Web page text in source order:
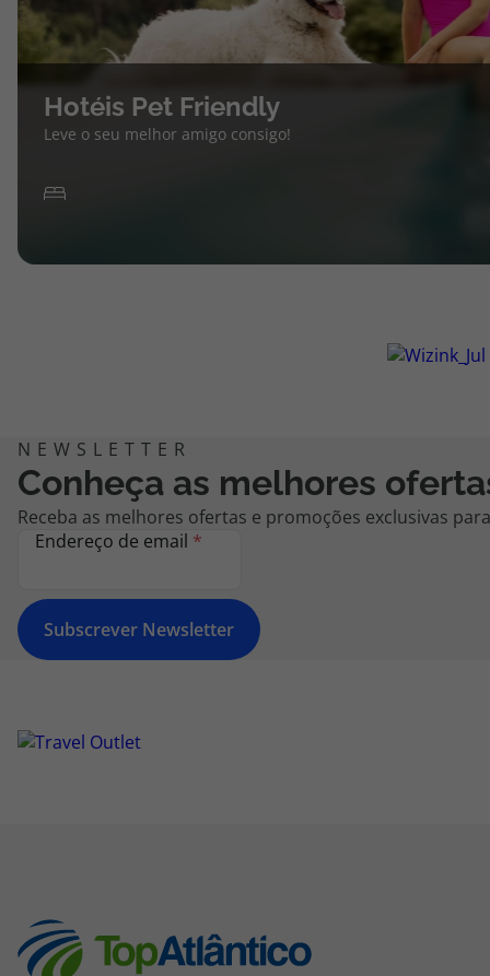
Hotéis Pet Friendly
Leve o seu melhor amigo consigo!
Conheça as melhores
Receba as melhores ofertas e promoções exclusivas
Endereço de email *
Subscrever Newsletter